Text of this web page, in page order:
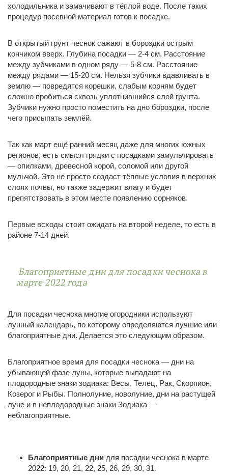
холодильника и замачивают в тёплой воде. После таких
процедур посевной материал готов к посадке.
В открытый грунт чеснок сажают в бороздки острым
кончиком вверх. Глубина посадки — 2-4 см. Расстояние
между зубчиками в одном ряду — 5-8 см. Расстояние
между рядами — 15-20 см. Нельзя зубчики вдавливать в
землю — повредятся корешки, слабым корням будет
сложно пробиться сквозь уплотнившийся слой грунта.
Зубчики нужно просто поместить на дно бороздки, после
чего присыпать землёй.
Так как март ещё ранний месяц даже для многих южных
регионов, есть смысл грядки с посадками замульчировать
— опилками, древесной корой, соломой или другой
мульчой. Это не просто создаст тёплые условия в верхних
слоях почвы, но также задержит влагу и будет
препятствовать в этом месте появлению сорняков.
Первые всходы стоит ожидать на второй неделе, то есть в
районе 7-14 дней.
Благоприятные дни для посадки чеснока в
марте 2022 года
Для посадки чеснока многие огородники используют
лунный календарь, по которому определяются лучшие или
благоприятные дни. Делается это следующим образом.
Благоприятное время для посадки чеснока — дни на
убывающей фазе луны, которые выпадают на
плодородные знаки зодиака: Весы, Телец, Рак, Скорпион,
Козерог и Рыбы. Полнолуние, новолуние, дни на растущей
луне и в неплодородные знаки Зодиака —
неблагоприятные.
Благоприятные дни для посадки чеснока в марте
2022: 19, 20, 21, 22, 25, 26, 29, 30, 31.